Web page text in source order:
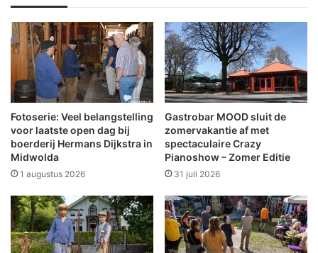
i
s
t
e
e
n
n
a
a
r
v
g
e
l
s
a
m
e
r
o
o
r
z
i
n
g
l
e
f
Fotoserie: Veel belangstelling
voor laatste open dag bij
boerderij Hermans Dijkstra in
Midwolda
1 augustus 2026
Gastrobar MOOD sluit de
zomervakantie af met
spectaculaire Crazy
Pianoshow – Zomer Editie
31 juli 2026